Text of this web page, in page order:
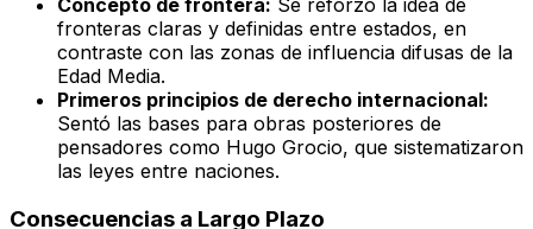
Concepto de frontera: Se reforzó la idea de
fronteras claras y definidas entre estados, en
contraste con las zonas de influencia difusas de la
Edad Media.
Primeros principios de derecho internacional:
Sentó las bases para obras posteriores de
pensadores como Hugo Grocio, que sistematizaron
las leyes entre naciones.
Consecuencias a Largo Plazo